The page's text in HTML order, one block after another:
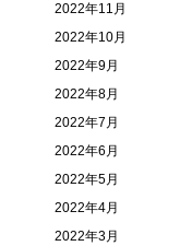
2022年11月
2022年10月
2022年9月
2022年8月
2022年7月
2022年6月
2022年5月
2022年4月
2022年3月